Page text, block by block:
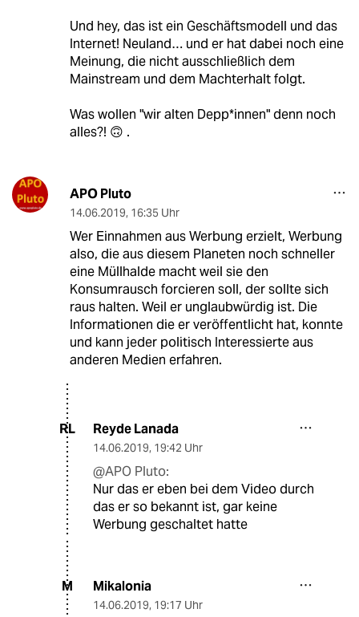
Und hey, das ist ein Geschäftsmodell und das
Internet! Neuland… und er hat dabei noch eine
Meinung, die nicht ausschließlich dem
Mainstream und dem Machterhalt folgt.
Was wollen "wir alten Depp*innen" denn noch
alles?! 🙃 .
APO Pluto
14.06.2019, 16:35 Uhr
Wer Einnahmen aus Werbung erzielt, Werbung
also, die aus diesem Planeten noch schneller
eine Müllhalde macht weil sie den
Konsumrausch forcieren soll, der sollte sich
raus halten. Weil er unglaubwürdig ist. Die
Informationen die er veröffentlicht hat, konnte
und kann jeder politisch Interessierte aus
anderen Medien erfahren.
RL Reyde Lanada
14.06.2019, 19:42 Uhr
@APO Pluto:
Nur das er eben bei dem Video durch
das er so bekannt ist, gar keine
Werbung geschaltet hatte
M Mikalonia
14.06.2019, 19:17 Uhr